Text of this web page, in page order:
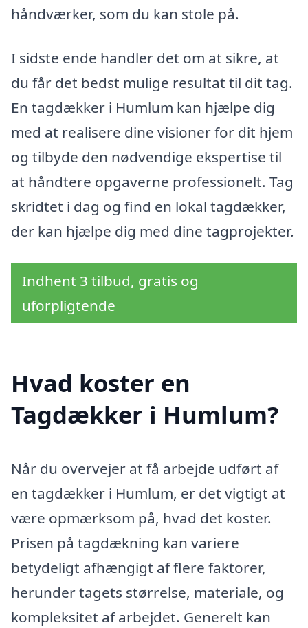
håndværker, som du kan stole på.
I sidste ende handler det om at sikre, at
du får det bedst mulige resultat til dit tag.
En tagdækker i Humlum kan hjælpe dig
med at realisere dine visioner for dit hjem
og tilbyde den nødvendige ekspertise til
at håndtere opgaverne professionelt. Tag
skridtet i dag og find en lokal tagdækker,
der kan hjælpe dig med dine tagprojekter.
Indhent 3 tilbud, gratis og
uforpligtende
Hvad koster en
Tagdækker i Humlum?
Når du overvejer at få arbejde udført af
en tagdækker i Humlum, er det vigtigt at
være opmærksom på, hvad det koster.
Prisen på tagdækning kan variere
betydeligt afhængigt af flere faktorer,
herunder tagets størrelse, materiale, og
kompleksitet af arbejdet. Generelt kan